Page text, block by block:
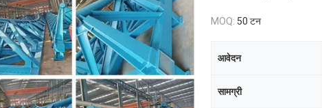
MOQ: 50 टन
आवेदन
सामग्री